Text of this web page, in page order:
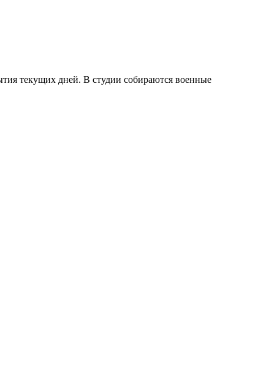
текущих дней. В студии собираются военные